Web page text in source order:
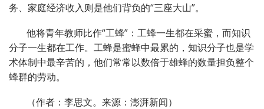
务、家庭经济收入则是他们背负的“三座大山”。
他将青年教师比作“工蜂”：工蜂一生都在采蜜，而知识
分子一生都在工作。工蜂是蜜蜂中最累的，知识分子也是学
术体制中最辛苦的，他们常常以数倍于雄蜂的数量担负整个
蜂群的劳动。
（作者：李思文。来源：澎湃新闻）